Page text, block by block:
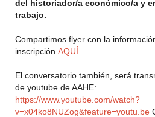
del historiador/a económico/a y
trabajo.
Compartimos flyer con la
inscripción AQUÍ
El conversatorio también, será
de youtube de AAHE:
https://www.youtube.com/watch?
v=x04ko8NUZog&feature=youtu.be